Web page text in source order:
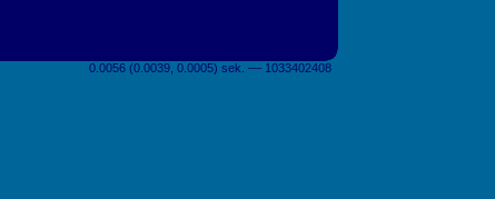
0.0056 (0.0039, 0.0005) sek. –– 1033402408